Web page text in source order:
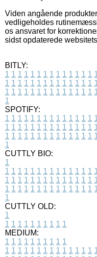
Viden angående
vedligeholdes
os ansvaret for
sidst opdaterede
BITLY:
1 1 1 1 1 1 1 1 1 1 1 1 1 1
1 1 1 1 1 1 1 1 1 1 1 1 1 1
1 1 1 1 1 1 1 1 1 1 1 1 1 1
1
SPOTIFY:
1 1 1 1 1 1 1 1 1 1 1 1 1 1
1 1 1 1 1 1 1 1 1 1 1 1 1 1
1 1 1 1 1 1 1 1 1 1 1 1 1 1
1
CUTTLY BIO:
1
1 1 1 1 1 1 1 1 1 1 1 1 1 1
1 1 1 1 1 1 1 1 1 1 1 1 1 1
1 1 1 1 1 1 1 1 1 1 1 1 1 1
1
CUTTLY OLD:
1
1 1 1 1 1 1 1 1 1 1
MEDIUM:
1 1 1 1 1 1 1 1 1 1
1 1 1 1 1 1 1 1 1 1 1 1 1 1